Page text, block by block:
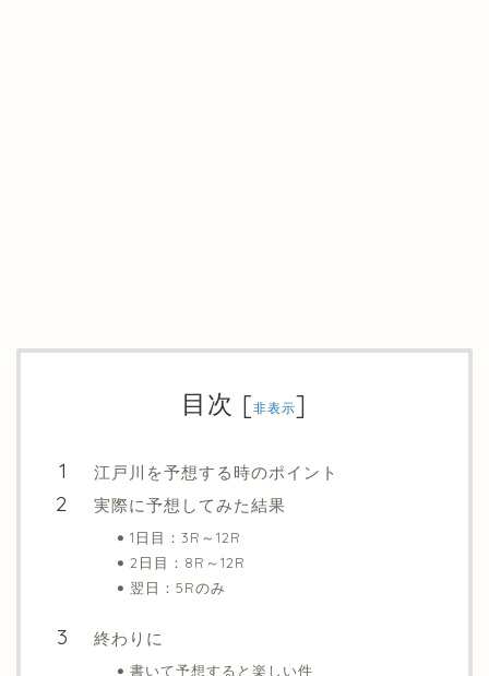
目次 [非表示]
江戸川を予想する時のポイント
実際に予想してみた結果
1日目：3R～12R
2日目：8R～12R
翌日：5Rのみ
終わりに
書いて予想すると楽しい件